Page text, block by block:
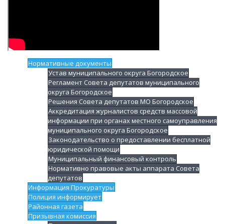
Нормативные документы
Устав муниципального округа Богородское
Регламент Совета депутатов муниципального
округа Богородское
Решения Совета депутатов МО Богородское
Аккредитация журналистов средств массовой
информации при органах местного самоуправления
муниципального округа Богородское
Законодательство о предоставлении бесплатной
юридической помощи
Муниципальный финансовый контроль
Нормативно правовые акты аппарата Совета
депутатов
Информация Прокуратуры
Полиция информирует
Районная газета
Призывная комиссия